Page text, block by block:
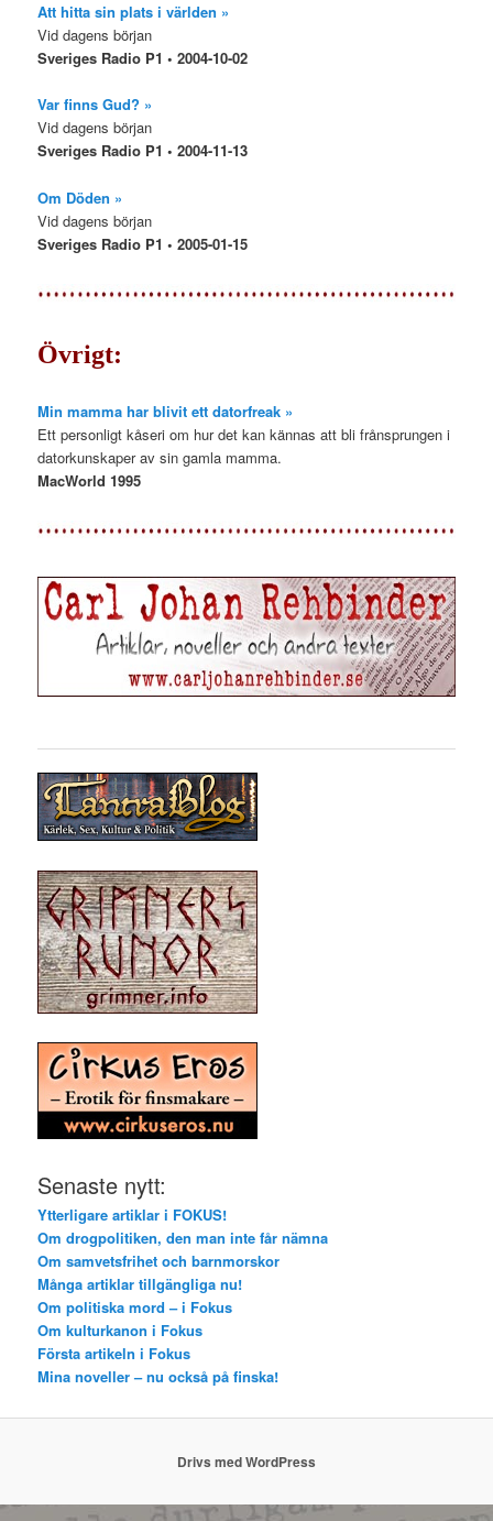
Att hitta sin plats i världen »
Vid dagens början
Sveriges Radio P1 • 2004-10-02
Var finns Gud? »
Vid dagens början
Sveriges Radio P1 • 2004-11-13
Om Döden »
Vid dagens början
Sveriges Radio P1 • 2005-01-15
Övrigt:
Min mamma har blivit ett datorfreak »
Ett personligt kåseri om hur det kan kännas att bli frånsprungen i
datorkunskaper av sin gamla mamma.
MacWorld 1995
Senaste nytt:
Ytterligare artiklar i FOKUS!
Om drogpolitiken, den man inte får nämna
Om samvetsfrihet och barnmorskor
Många artiklar tillgängliga nu!
Om politiska mord – i Fokus
Om kulturkanon i Fokus
Första artikeln i Fokus
Mina noveller – nu också på finska!
Drivs med WordPress